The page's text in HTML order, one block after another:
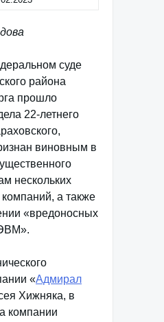
суде
района
прошло
22-летнего
виновным в
нескольких
а также
«вредоносных
«Адмирал
Хижняка, в
компании